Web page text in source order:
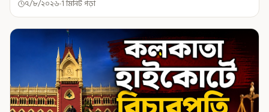
৭/৮/২০২৬ 1 মিনিট পড়া